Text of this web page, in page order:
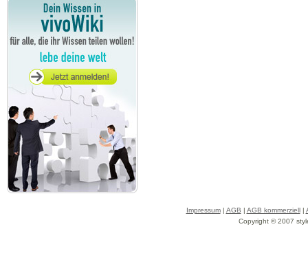
Impressum| AGB | AGB kommerziell|
Copyright © 2007